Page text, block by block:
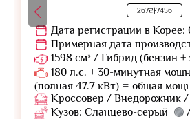
267라7456
Дата регистрации в Корее:
Примерная дата
1598 см³ / Гибрид (бензин
180 л.с. + 30-минутная
(полная 47.7 кВт) = общая
Кроссовер / Внедорожник
Кузов: Сланцево-серый